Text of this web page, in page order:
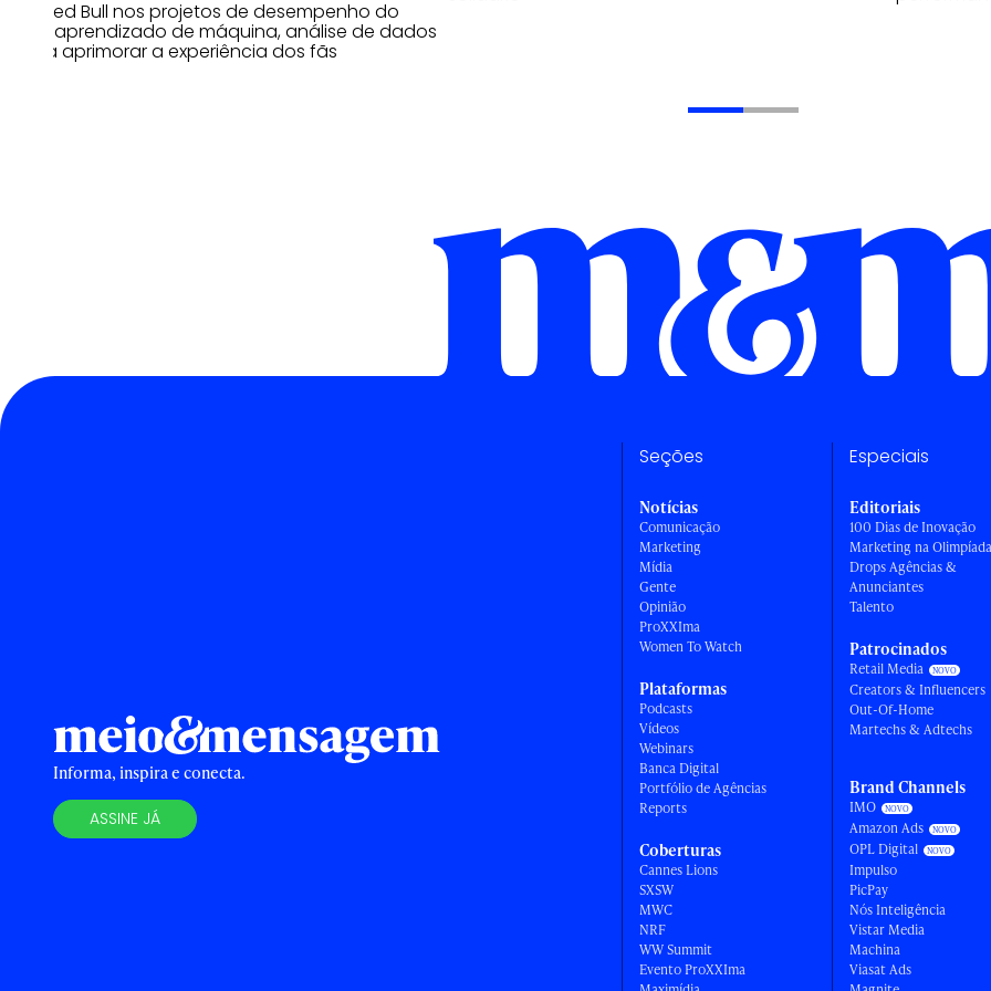
pela Red Bull nos projetos de desempenho do
carro, aprendizado de máquina, análise de dados
e para aprimorar a experiência dos fãs
Informa, inspira e conecta.
ASSINE JÁ
Seções
Notícias
Comunicação
Marketing
Mídia
Gente
Opinião
ProXXIma
Women To Watch
Plataformas
Podcasts
Vídeos
Webinars
Banca Digital
Portfólio de Agências
Reports
Coberturas
Cannes Lions
SXSW
MWC
NRF
WW Summit
Evento ProXXIma
Especiais
Editoriais
100 Dias de Inovação
Marketing na Olimpíada
Drops Agências &
Anunciantes
Talento
Patrocinados
Retail Media
Creators & Influencers
Out-Of-Home
Martechs & Adtechs
Brand Channels
IMO
Amazon Ads
OPL Digital
Impulso
PicPay
Nós Inteligência
Vistar Media
Machina
Viasat Ads